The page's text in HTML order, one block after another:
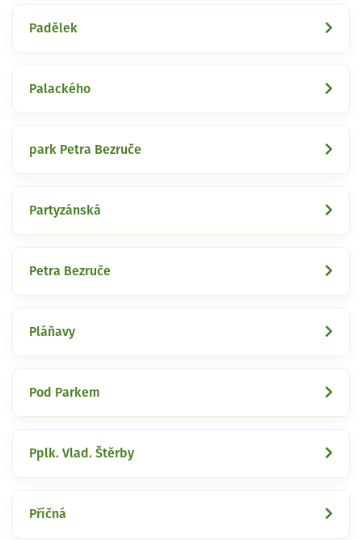
Padělek
Palackého
park Petra Bezruče
Partyzánská
Petra Bezruče
Pláňavy
Pod Parkem
Pplk. Vlad. Štěrby
Příčná